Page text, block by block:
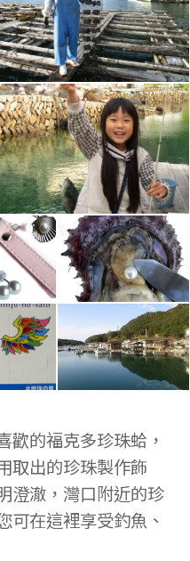
歡的福克多珍珠蛤，
取出的珍珠製作飾
澄澈，灣口附近的珍
可在這裡享受釣魚、